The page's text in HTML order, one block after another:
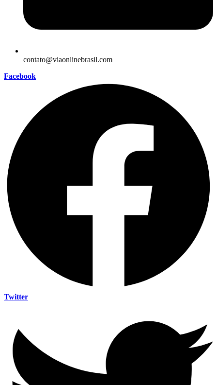
contato@viaonlinebrasil.com
Facebook
Twitter